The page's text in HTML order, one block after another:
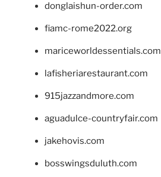
donglaishun-order.com
fiamc-rome2022.org
mariceworldessentials.com
lafisheriarestaurant.com
915jazzandmore.com
aguadulce-countryfair.com
jakehovis.com
bosswingsduluth.com